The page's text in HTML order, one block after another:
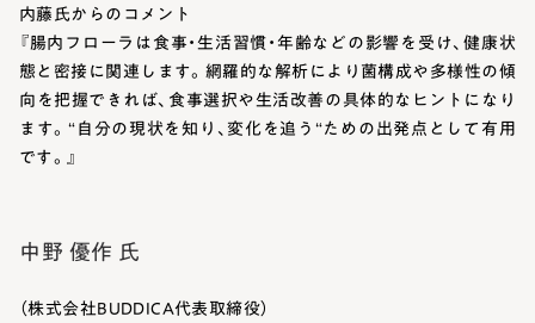
内藤氏からのコメント
『腸内フローラは食事・生活習慣・年齢などの影響を受け、健康状
態と密接に関連します。網羅的な解析により菌構成や多様性の傾
向を把握できれば、食事選択や生活改善の具体的なヒントになり
ます。“自分の現状を知り、変化を追う“ための出発点として有用
です。』
中野 優作 氏
（株式会社BUDDICA代表取締役）